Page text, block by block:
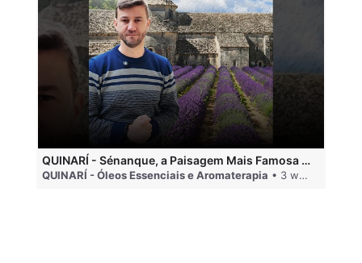
QUINARÍ - Sénanque, a Paisagem Mais Famosa da Aromaterapia
QUINARÍ - Óleos Essenciais e Aromaterapia • 3 weeks ago